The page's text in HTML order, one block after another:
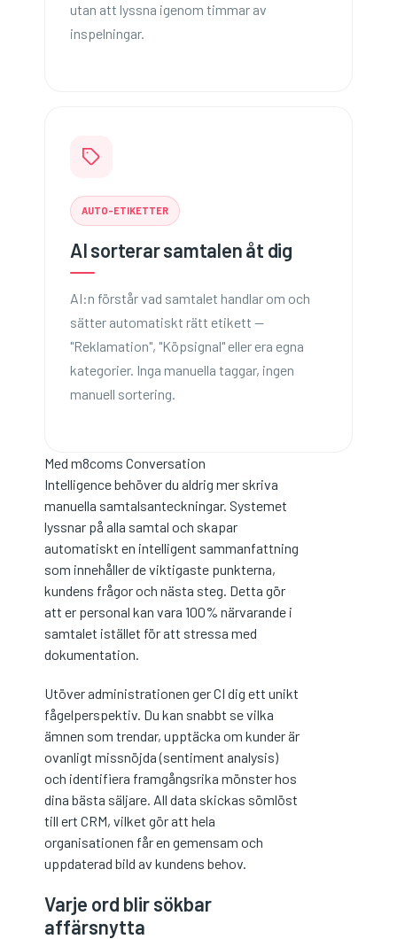
utan att lyssna igenom timmar av
inspelningar.
AUTO-ETIKETTER
AI sorterar samtalen åt dig
AI:n förstår vad samtalet handlar om och
sätter automatiskt rätt etikett —
"Reklamation", "Köpsignal" eller era egna
kategorier. Inga manuella taggar, ingen
manuell sortering.
Med m8coms Conversation
Intelligence behöver du aldrig mer skriva
manuella samtalsanteckningar. Systemet
lyssnar på alla samtal och skapar
automatiskt en intelligent sammanfattning
som innehåller de viktigaste punkterna,
kundens frågor och nästa steg. Detta gör
att er personal kan vara 100% närvarande i
samtalet istället för att stressa med
dokumentation.
Utöver administrationen ger CI dig ett unikt
fågelperspektiv. Du kan snabbt se vilka
ämnen som trendar, upptäcka om kunder är
ovanligt missnöjda (sentiment analysis)
och identifiera framgångsrika mönster hos
dina bästa säljare. All data skickas sömlöst
till ert CRM, vilket gör att hela
organisationen får en gemensam och
uppdaterad bild av kundens behov.
Varje ord blir sökbar
affärsnytta